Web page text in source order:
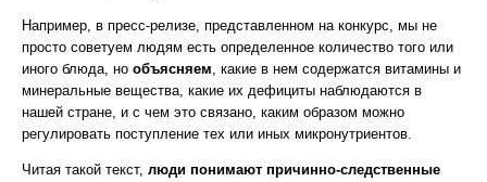
Например, в пресс-релизе, представленном на конкурс, мы не
просто советуем людям есть определенное количество того или
иного блюда, но объясняем, какие в нем содержатся витамины и
минеральные вещества, какие их дефициты наблюдаются в
нашей стране, и с чем это связано, каким образом можно
регулировать поступление тех или иных микронутриентов.
Читая такой текст, люди понимают причинно-следственные